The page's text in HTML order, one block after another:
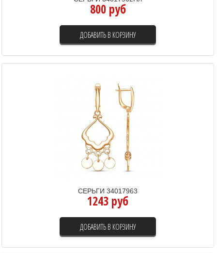
800 руб
ДОБАВИТЬ В КОРЗИНУ
СЕРЬГИ 34017963
1243 руб
ДОБАВИТЬ В КОРЗИНУ